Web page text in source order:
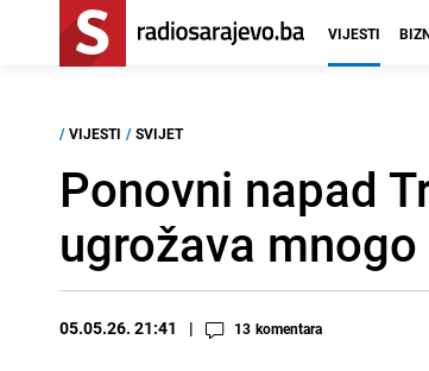
VIJESTI
/ VIJESTI / SVIJET
Ponovni napad
ugrožava
05.05.26. 21:41 13 komentara